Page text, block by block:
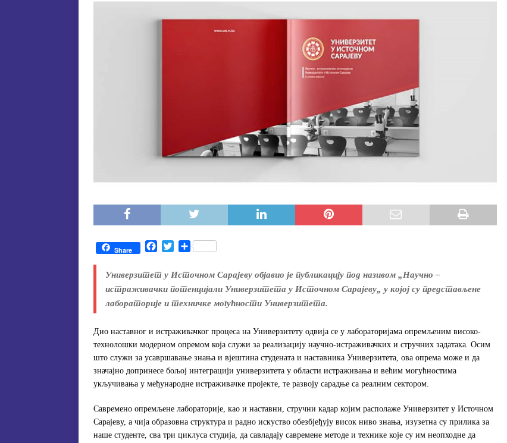
Share
c
b
o
k
i
t
e
S
e
Универзитет у Источном Сарајеву објавио је публикацију под називом „Научно –
истраживачки потенцијали Универзитета у Источном Сарајеву„ у којој су представљене
лабораторије и техничке могућности Универзитета.
Дио наставног и истраживачког процеса на Универзитету одвија се у лабораторијама опремљеним високо-
технолошки модерном опремом која служи за реализацију научно-истраживачких и стручних задатака. Осим
што служи за усавршавање знања и вјештина студената и наставника Универзитета, ова опрема може и да
значајно допринесе бољој интеграцији универзитета у области истраживања и већим могућностима
укључивања у међународне истраживачке пројекте, те развоју сарадње са реалним сектором.
Савремено опремљене лабораторије, као и наставни, стручни кадар којим располаже Универзитет у Источном
Сарајеву, а чија образовна структура и радно искуство обезбјеђују висок ниво знања, изузетна су прилика за
наше студенте, сва три циклуса студија, да савладају савремене методе и технике које су им неопходне да